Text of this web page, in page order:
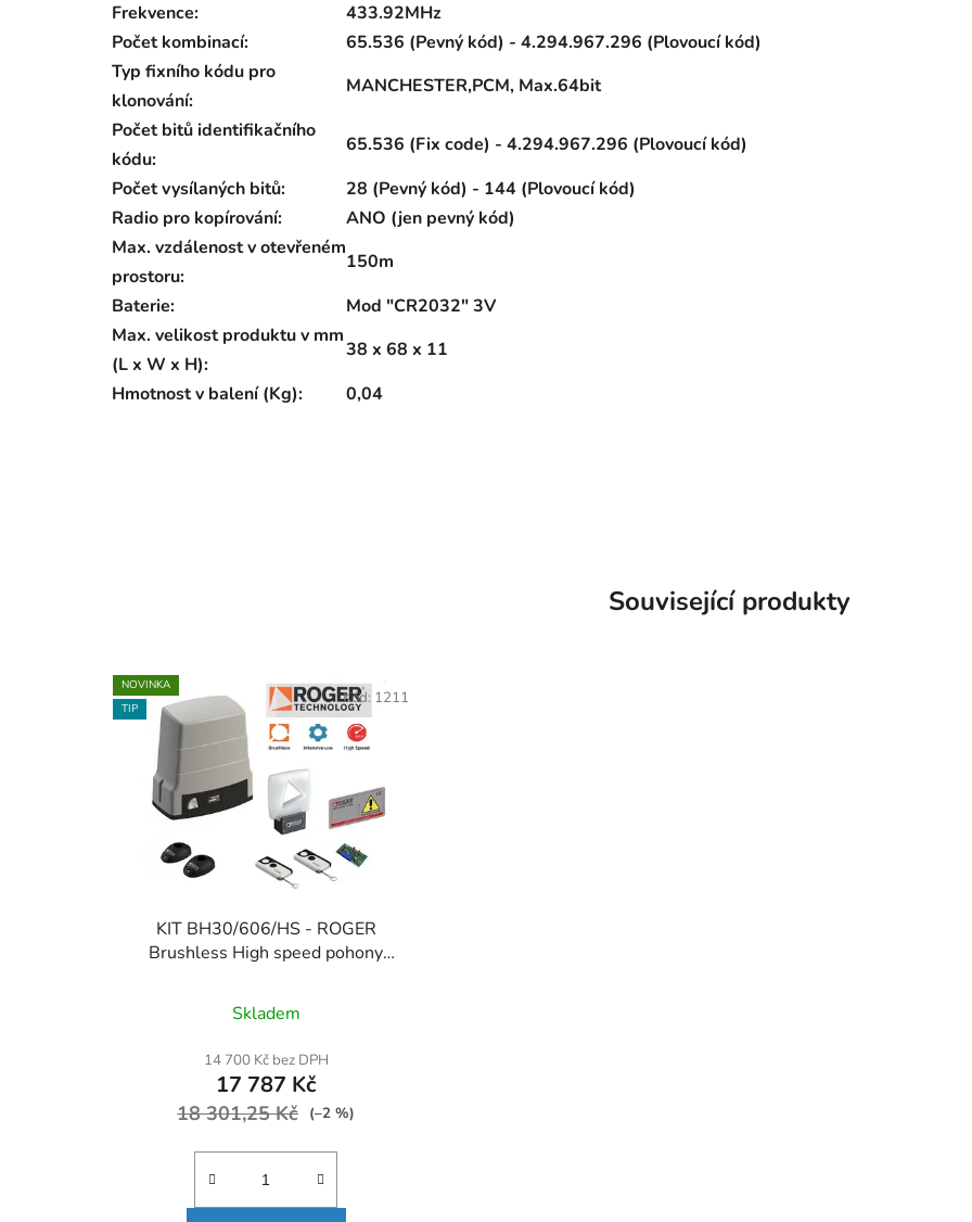
Frekvence:
433.92MHz
Počet kombinací:
65.536 (Pevný kód) - 4.294.967.296 (Plovoucí kód)
Typ fixního kódu pro
klonování:
MANCHESTER,PCM, Max.64bit
Počet bitů identifikačního
kódu:
65.536 (Fix code) - 4.294.967.296 (Plovoucí kód)
Počet vysílaných bitů:
28 (Pevný kód) - 144 (Plovoucí kód)
Radio pro kopírování:
ANO (jen pevný kód)
Max. vzdálenost v otevřeném
prostoru:
150m
Baterie:
Mod "CR2032" 3V
Max. velikost produktu v mm
(L x W x H):
38 x 68 x 11
Hmotnost v balení (Kg):
0,04
Související produkty
NOVINKA
TIP
KIT BH30/606/HS - ROGER
Brushless High speed pohony
Skladem
14 700 Kč bez DPH
17 787 Kč
18 301,25 Kč (–2 %)
Kód: 1211